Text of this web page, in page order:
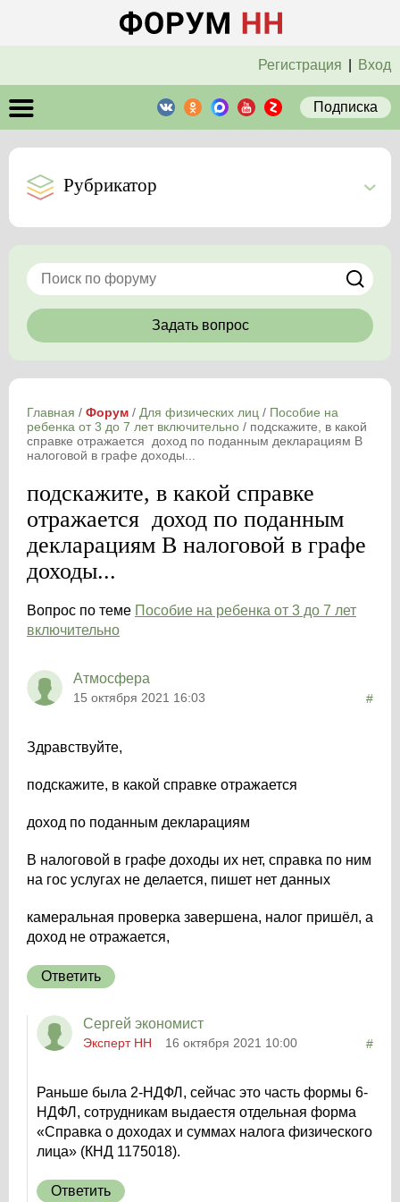
Регистрация Вход
Подписка
Рубрикатор
Задать вопрос
Главная / Форум / Для физических лиц / Пособие на
ребенка от 3 до 7 лет включительно / подскажите, в какой
справке отражается доход по поданным декларациям В
налоговой в графе доходы...
подскажите, в какой справке
отражается доход по поданным
декларациям В налоговой в графе
доходы...
Вопрос по теме Пособие на ребенка от 3 до 7 лет
включительно
Атмосфера
15 октября 2021 16:03 #
Здравствуйте,
подскажите, в какой справке отражается
доход по поданным декларациям
В налоговой в графе доходы их нет, справка по ним
на гос услугах не делается, пишет нет данных
камеральная проверка завершена, налог пришёл, а
доход не отражается,
Ответить
Сергей экономист
Эксперт НН 16 октября 2021 10:00 #
Раньше была 2-НДФЛ, сейчас это часть формы 6-
НДФЛ, сотрудникам выдаестя отдельная форма
«Справка о доходах и суммах налога физического
лица» (КНД 1175018).
Ответить